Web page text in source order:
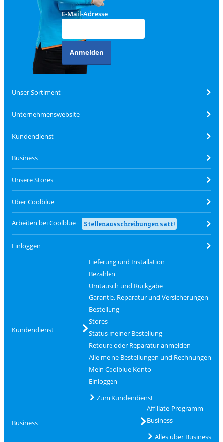
E-Mail-Adresse
Anmelden
Unser Sortiment
Unternehmenswebsite
Kundendienst
Business
Unsere Stores
Über Coolblue
Arbeiten bei Coolblue Stellenausschreibungen satt!
Einloggen
Kundendienst
Lieferung und Installation
Bezahlen
Umtausch und Rückgabe
Garantie, Reparatur und Versicherungen
Bestellung
Stores
Status meiner Bestellung
Retoure oder Reparatur anmelden
Alle meine Bestellungen und Rechnungen
Mein Coolblue Konto
Einloggen
Zum Kundendienst
Business
Affiliate-Programm
Business
Alles über Business